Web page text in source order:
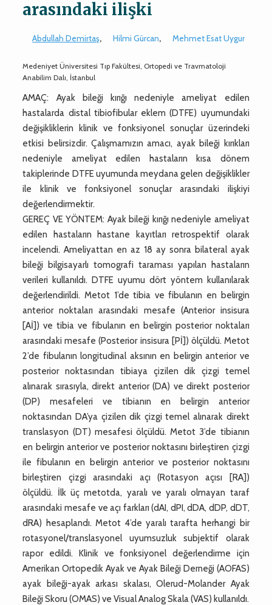
arasındaki ilişki
Abdullah Demirtaş, Hilmi Gürcan, Mehmet Esat Uygur
Medeniyet Üniversitesi Tıp Fakültesi, Ortopedi ve Travmatoloji
Anabilim Dalı, İstanbul
AMAÇ: Ayak bileği kırığı nedeniyle ameliyat edilen
hastalarda distal tibiofibular eklem (DTFE) uyumundaki
değişikliklerin klinik ve fonksiyonel sonuçlar üzerindeki
etkisi belirsizdir. Çalışmamızın amacı, ayak bileği kırıkları
nedeniyle ameliyat edilen hastaların kısa dönem
takiplerinde DTFE uyumunda meydana gelen değişiklikler
ile klinik ve fonksiyonel sonuçlar arasındaki ilişkiyi
değerlendirmektir.
GEREÇ VE YÖNTEM: Ayak bileği kırığı nedeniyle ameliyat
edilen hastaların hastane kayıtları retrospektif olarak
incelendi. Ameliyattan en az 18 ay sonra bilateral ayak
bileği bilgisayarlı tomografi taraması yapılan hastaların
verileri kullanıldı. DTFE uyumu dört yöntem kullanılarak
değerlendirildi. Metot 1’de tibia ve fibulanın en belirgin
anterior noktaları arasındaki mesafe (Anterior insisura
[Aİ]) ve tibia ve fibulanın en belirgin posterior noktaları
arasındaki mesafe (Posterior insisura [Pİ]) ölçüldü. Metot
2’de fibulanın longitudinal aksının en belirgin anterior ve
posterior noktasından tibiaya çizilen dik çizgi temel
alınarak sırasıyla, direkt anterior (DA) ve direkt posterior
(DP) mesafeleri ve tibianın en belirgin anterior
noktasından DA’ya çizilen dik çizgi temel alınarak direkt
translasyon (DT) mesafesi ölçüldü. Metot 3’de tibianın
en belirgin anterior ve posterior noktasını birleştiren çizgi
ile fibulanın en belirgin anterior ve posterior noktasını
birleştiren çizgi arasındaki açı (Rotasyon açısı [RA])
ölçüldü. İlk üç metotda, yaralı ve yaralı olmayan taraf
arasındaki mesafe ve açı farkları (dAI, dPI, dDA, dDP, dDT,
dRA) hesaplandı. Metot 4’de yaralı tarafta herhangi bir
rotasyonel/translasyonel uyumsuzluk subjektif olarak
rapor edildi. Klinik ve fonksiyonel değerlendirme için
Amerikan Ortopedik Ayak ve Ayak Bileği Derneği (AOFAS)
ayak bileği-ayak arkası skalası, Olerud-Molander Ayak
Bileği Skoru (OMAS) ve Visual Analog Skala (VAS) kullanıldı.